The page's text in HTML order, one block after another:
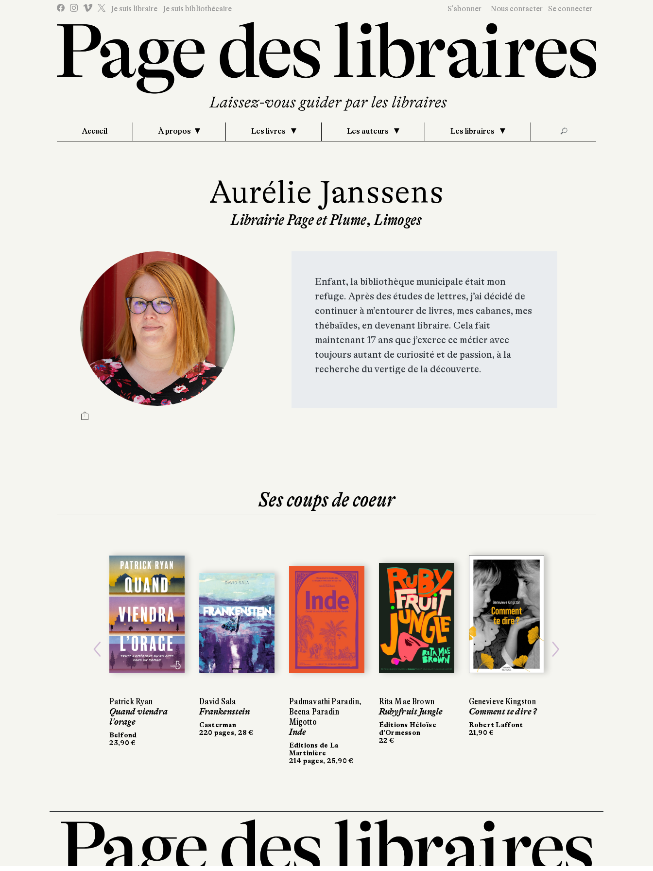
Je suis libraire Je suis bibliothécaire S'abonner Nous contacter Se connecter
Accueil À propos Les livres Les auteurs Les libraires 🔎
Aurélie Janssens
Librairie Page et Plume, Limoges
Enfant, la bibliothèque municipale était mon
refuge. Après des études de lettres, j’ai décidé de
continuer à m’entourer de livres, mes cabanes, mes
thébaïdes, en devenant libraire. Cela fait
maintenant 17 ans que j’exerce ce métier avec
toujours autant de curiosité et de passion, à la
recherche du vertige de la découverte.
Ses coups de coeur
Patrick Ryan
Quand viendra
l'orage
Belfond
23,90 €
David Sala
Frankenstein
Casterman
220 pages, 28 €
Padmavathi Paradin,
Beena Paradin
Migotto
Inde
Éditions de La
Martinière
214 pages, 25,90 €
Rita Mae Brown
Rubyfruit Jungle
Éditions Héloïse
d’Ormesson
22 €
Genevieve Kingston
Comment te dire ?
Robert Laffont
21,90 €
Previous